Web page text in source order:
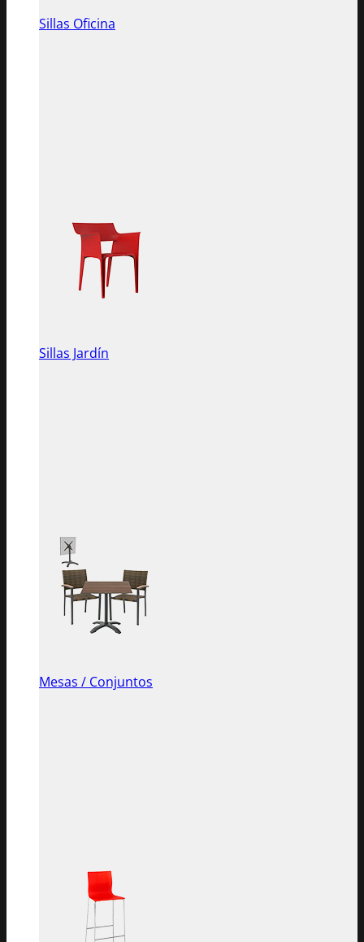
Sillas Oficina
Sillas Jardín
Mesas / Conjuntos